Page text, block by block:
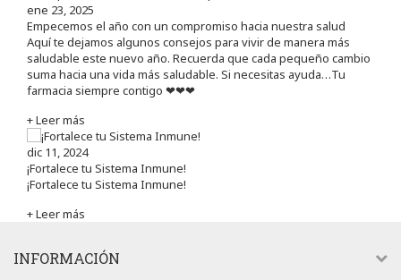
ene 23, 2025
Empecemos el año con un compromiso hacia nuestra salud
Aquí te dejamos algunos consejos para vivir de manera más
saludable este nuevo año. Recuerda que cada pequeño cambio
suma hacia una vida más saludable. Si necesitas ayuda…Tu
farmacia siempre contigo ❤❤❤
+ Leer más
dic 11, 2024
¡Fortalece tu Sistema Inmune!
¡Fortalece tu Sistema Inmune!
+ Leer más
INFORMACIÓN